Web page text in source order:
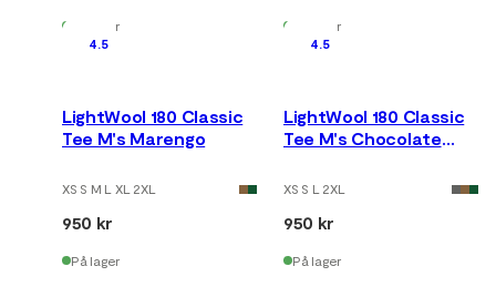
På lager
På lager
4.5
LightWool 180 Classic
Tee M's Marengo
XS S M L XL 2XL
950 kr
På lager
4.5
LightWool 180 Classic
Tee M's Chocolate
XS S L 2XL
950 kr
På lager